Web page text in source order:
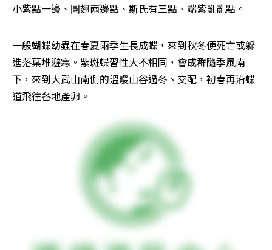
小紫點一邊、圓翅兩邊點、斯氏有三點、端紫亂亂點。
一般蝴蝶幼蟲在春夏兩季生長成蝶，來到秋冬便死亡或躲
進落葉堆避寒。紫斑蝶習性大不相同，會成群隨季風南
下，來到大武山南側的溫暖山谷過冬、交配，初春再沿蝶
道飛往各地產卵。